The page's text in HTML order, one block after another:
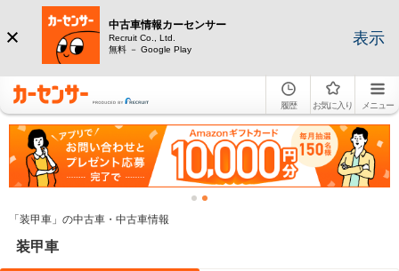
中古車情報カーセンサー
Recruit Co., Ltd.
無料 － Google Play
表示
履歴 お気に入り メニュー
「装甲車」の中古車・中古車情報
装甲車